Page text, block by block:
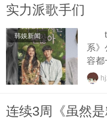
实力派歌手们
韩娱新闻
系
容都
首
一
连续3周《虽然